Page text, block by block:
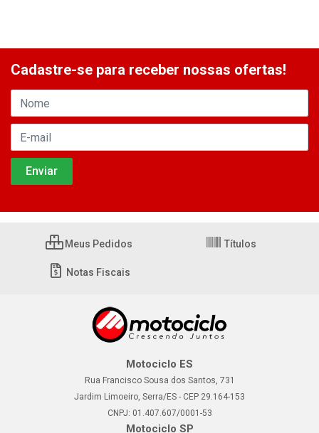
Cadastre-se para receber nossas ofertas!
Meus Pedidos Títulos
Notas Fiscais
Motociclo ES
Rua Francisco Sousa dos Santos, 731
Jardim Limoeiro, Serra/ES - CEP 29.164-153
CNPJ: 01.407.607/0001-53
Motociclo SP